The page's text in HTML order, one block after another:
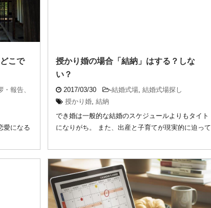
こで
・報告、
愛になる
授かり婚の場合「結納」はする？しな
い？
2017/03/30 -結婚式場 ,結婚式場探し
授かり婚 ,結納
でき婚は一般的な結婚のスケジュールよりもタイト
になりがち。 また、出産と子育てが現実的に迫って